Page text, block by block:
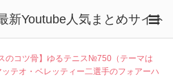
Youtube人気まとめサイト
スのコツ骨】ゆるテニス№750（テーマは
テオ・ベレッティー二選手のフォアーハ